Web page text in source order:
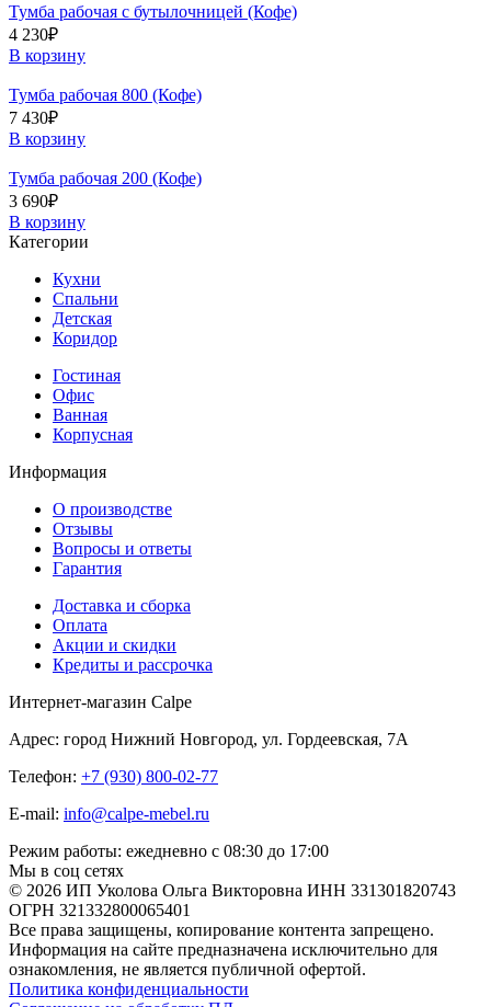
Тумба рабочая с бутылочницей (Кофе)
4 230₽
В корзину
Тумба рабочая 800 (Кофе)
7 430₽
В корзину
Тумба рабочая 200 (Кофе)
3 690₽
В корзину
Категории
Кухни
Спальни
Детская
Коридор
Гостиная
Офис
Ванная
Корпусная
Информация
О производстве
Отзывы
Вопросы и ответы
Гарантия
Доставка и сборка
Оплата
Акции и скидки
Кредиты и рассрочка
Интернет-магазин Calpe
Адрес: город Нижний Новгород, ул. Гордеевская, 7А
Телефон: +7 (930) 800-02-77
E-mail: info@calpe-mebel.ru
Режим работы: ежедневно с 08:30 до 17:00
Мы в соц сетях
© 2026 ИП Уколова Ольга Викторовна ИНН 331301820743
ОГРН 321332800065401
Все права защищены, копирование контента запрещено.
Информация на сайте предназначена исключительно для
ознакомления, не является публичной офертой.
Политика конфиденциальности